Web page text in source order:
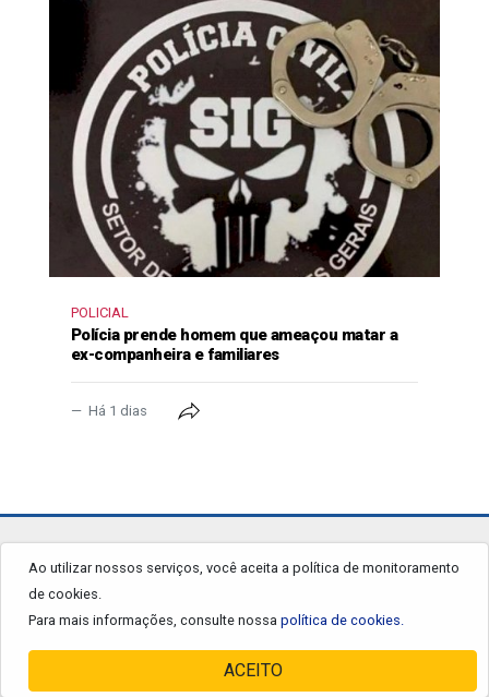
POLICIAL
Polícia prende homem que ameaçou matar a
ex-companheira e familiares
Há 1 dias
Ao utilizar nossos serviços, você aceita a política de monitoramento
de cookies.
Para mais informações, consulte nossa política de cookies.
ACEITO
jornalgrandourados.com.br